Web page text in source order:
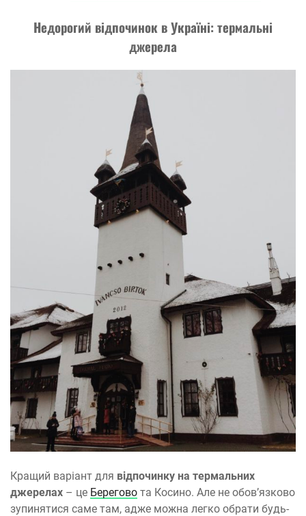
Недорогий відпочинок в Україні: термальні
джерела
Кращий варіант для відпочинку на термальних
джерелах – це Берегово та Косино. Але не обов’язково
зупинятися саме там, адже можна легко обрати будь-